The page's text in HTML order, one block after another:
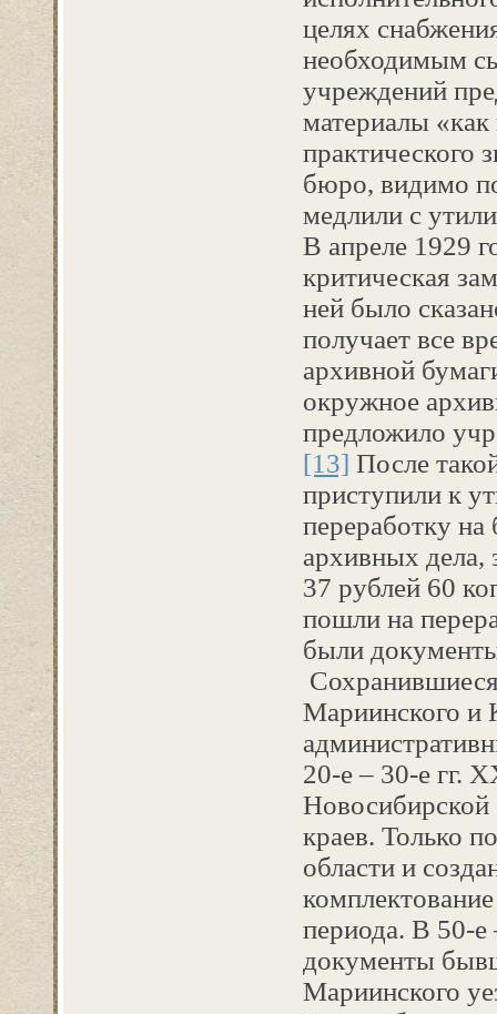
целях
необходимым
учреждений
материалы
практического
бюро, видимо
медлили с
В апреле 1929
критическая
ней было
получает все
архивной
окружное
предложило
[13] После
приступили к
переработку
архивных дела,
37 рублей 60
пошли на
были
Мариинского и
20-е – 30-е гг.
Новосибирской
краев. Только
области и
периода. В 50-е
документы
Мариинского